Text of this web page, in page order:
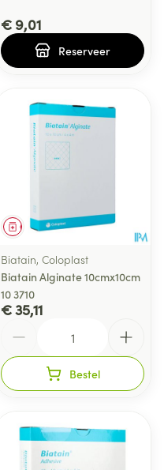
€ 9,01
Reserveer
Geneesmiddel
Biatain, Coloplast
Biatain Alginate 10cmx10cm
10 3710
€ 35,11
Bestel